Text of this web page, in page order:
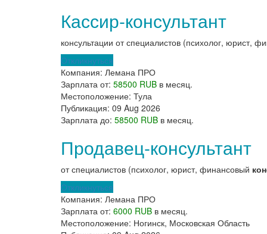
Кассир-консультант
консультации от специалистов (психолог, юрист,
Откликнуться
Компания: Лемана ПРО
Зарплата от: 58500 RUB в месяц.
Местоположение: Тула
Публикация: 09 Aug 2026
Зарплата до: 58500 RUB в месяц.
Продавец-консультант
от специалистов (психолог, юрист, финансовый
Откликнуться
Компания: Лемана ПРО
Зарплата от: 6000 RUB в месяц.
Местоположение: Ногинск, Московская Область